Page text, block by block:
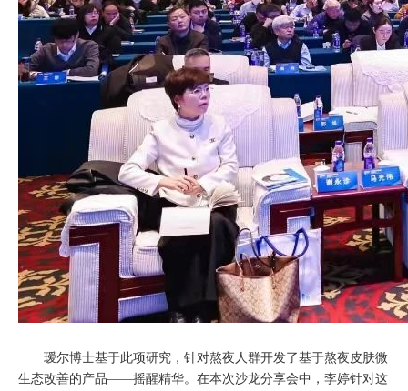
瑷尔博士基于此项研究，针对熬夜人群开发了基于熬夜皮肤微
生态改善的产品——摇醒精华。在本次沙龙分享会中，李婷针对这